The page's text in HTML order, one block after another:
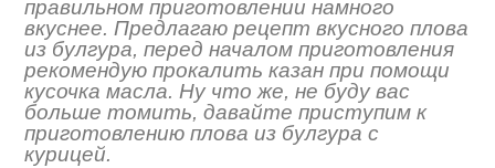
правильном приготовлении намного
вкуснее. Предлагаю рецепт вкусного плова
из булгура, перед началом приготовления
рекомендую прокалить казан при помощи
кусочка масла. Ну что же, не буду вас
больше томить, давайте приступим к
приготовлению плова из булгура с
курицей.